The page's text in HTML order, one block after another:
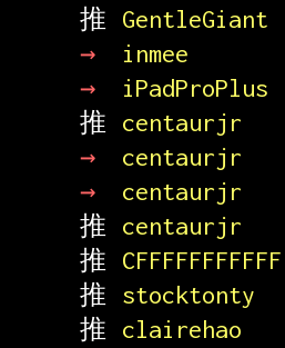
推
GentleGiant
→
inmee
→
iPadProPlus
推
centaurjr
→
centaurjr
→
centaurjr
推
centaurjr
推
CFFFFFFFFFFF
推
stocktonty
推
clairehao